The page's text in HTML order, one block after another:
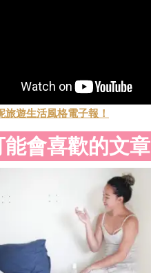
旅遊生活風格電子報！
會喜歡的文章